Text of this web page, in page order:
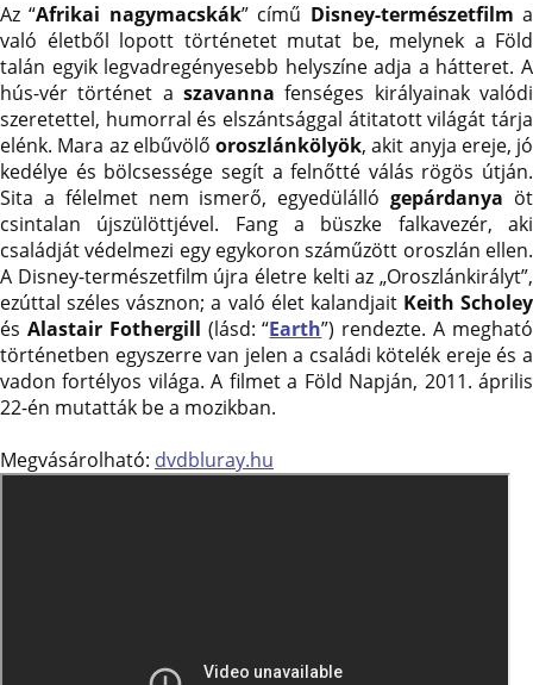
Az “Afrikai nagymacskák” című Disney-természetfilm a
való életből lopott történetet mutat be, melynek a Föld
talán egyik legvadregényesebb helyszíne adja a hátteret. A
hús-vér történet a szavanna fenséges királyainak valódi
szeretettel, humorral és elszántsággal átitatott világát tárja
elénk. Mara az elbűvölő oroszlánkölyök, akit anyja ereje, jó
kedélye és bölcsessége segít a felnőtté válás rögös útján.
Sita a félelmet nem ismerő, egyedülállógepárdanya öt
csintalan újszülöttjével. Fang a büszke falkavezér, aki
családját védelmezi egy egykoron száműzött oroszlán ellen.
A Disney-természetfilm újra életre kelti az „Oroszlánkirályt”,
ezúttal széles vásznon; a való élet kalandjait Keith Scholey
és Alastair Fothergill (lásd: “Earth”) rendezte. A megható
történetben egyszerre van jelen a családi kötelék ereje és a
vadon fortélyos világa. A filmet a Föld Napján, 2011. április
22-én mutatták be a mozikban.
Megvásárolható: dvdbluray.hu